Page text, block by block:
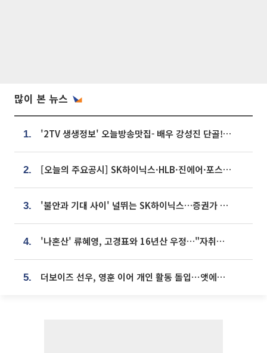
많이 본 뉴스
1. '2TV 생생정보' 오늘방송맛집- 배우 강성진 단골! 쌀국수ㆍ푸팟퐁 커리 맛집 '블○○○'
2. [오늘의 주요공시] SK하이닉스·HLB·진에어·포스코홀딩스·네이버·대우건설 등
3. '불안과 기대 사이' 널뛰는 SK하이닉스…증권가 "HBM4·LTA 기반 펀터멘털 견고"
4. '나혼산' 류혜영, 고경표와 16년산 우정…"자취방서 부모님과 마주쳐"
5. 더보이즈 선우, 영훈 이어 개인 활동 돌입⋯앳에어리어와 전속계약